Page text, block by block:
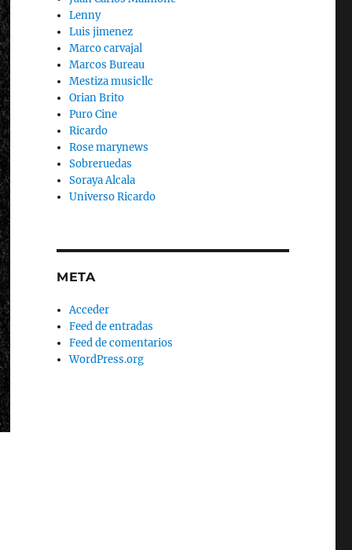
Lenny
Luis jimenez
Marco carvajal
Marcos Bureau
Mestiza musicllc
Orian Brito
Puro Cine
Ricardo
Rose marynews
Sobreruedas
Soraya Alcala
Universo Ricardo
META
Acceder
Feed de entradas
Feed de comentarios
WordPress.org